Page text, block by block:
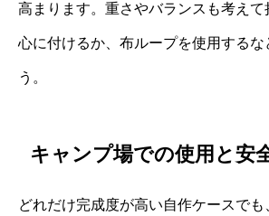
高まります。重さやバランスも考えて
心に付けるか、布ループを使用するな
う。
キャンプ場での使用と安
どれだけ完成度が高い自作ケースで